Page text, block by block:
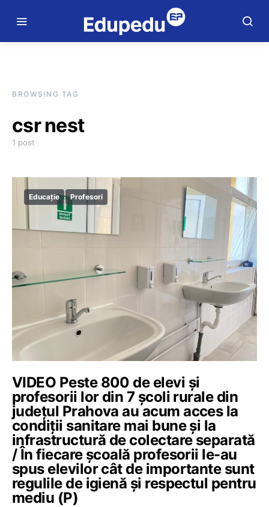
BROWSING TAG
csr nest
1 post
Educație Profesori
VIDEO Peste 800 de elevi și
profesorii lor din 7 școli rurale din
județul Prahova au acum acces la
condiții sanitare mai bune și la
infrastructură de colectare separată
/ În fiecare școală profesorii le-au
spus elevilor cât de importante sunt
regulile de igienă și respectul pentru
mediu (P)